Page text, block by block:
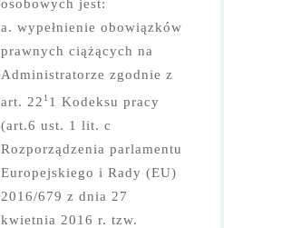
osobowych jest:
a. wypełnienie obowiązków
prawnych ciążących na
Administratorze zgodnie z
art. 22 1 1 Kodeksu pracy
(art.6 ust. 1 lit. c
Rozporządzenia parlamentu
Europejskiego i Rady (EU)
2016/679 z dnia 27
kwietnia 2016 r. tzw.
Polityka jakości
Współpraca z UE
Galeria
Kariera
Strefa klienta
Zostań klientem TIEW
Dokumenty dla firmy
Sprzedawca rezerwowy
Struktura paliw
Dystrybucja energii
Przyłączeniowe Kodeksy
Przyłącz się – odbiorca
Przyłącz się – wytwórca
Oferta współpracy
Przyłącz się
Usługi
Renumeracja kodów PPE
Przetargi
Regulaminy
Przetargi 2023
Przetargi 2021
Przetargi 2020
Przetargi 2019
Obowiązki publikacyjne
Dokumenty
Dla Akcjonariuszy
Kontakt